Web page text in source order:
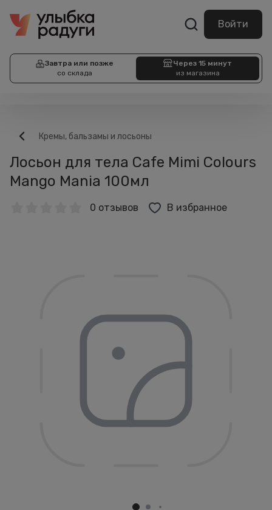
Войти
Завтра или позже
со склада
Через 15 минут
из магазина
Кремы, бальзамы и лосьоны
Лосьон для тела Cafe Mimi Colours
Mango Mania 100мл
0 отзывов В избранное